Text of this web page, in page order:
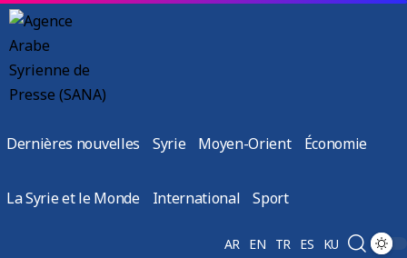
Dernières nouvelles Syrie Moyen-Orient Économie
La Syrie et le Monde International Sport
AR EN TR ES KU